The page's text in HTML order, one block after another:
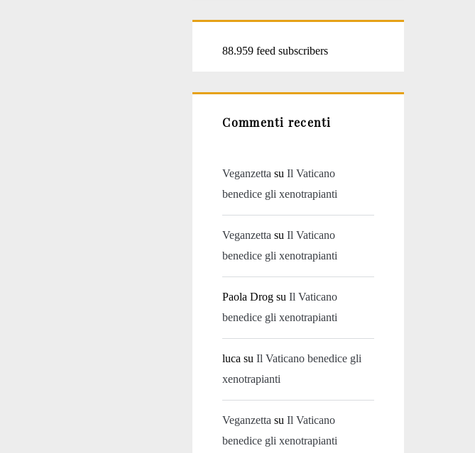
88.959 feed subscribers
Commenti recenti
Veganzetta suIl Vaticano
benedice gli xenotrapianti
Veganzetta suIl Vaticano
benedice gli xenotrapianti
Paola Drog suIl Vaticano
benedice gli xenotrapianti
luca suIl Vaticano benedice gli
xenotrapianti
Veganzetta suIl Vaticano
benedice gli xenotrapianti